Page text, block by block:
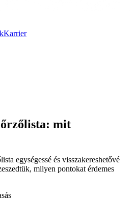
Karrier
mit
egységessé és visszakereshetővé
milyen pontokat érdemes